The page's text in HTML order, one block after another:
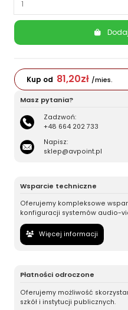
Kup od 81,20zł /mies.
Masz pytania?
Zadzwoń:
+48 664 202 733
Napisz:
sklep@avpoint.pl
Wsparcie techniczne
Oferujemy kompleksowe
konfiguracji systemów audio-
Więcej informacji
Płatności odroczone
Oferujemy możliwość
szkół i instytucji publicznych.